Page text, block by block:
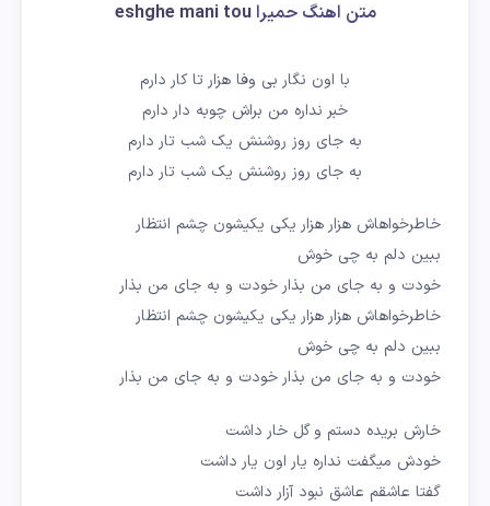
متن اهنگ حمیراeshghe mani tou
با اون نگار بی وفا هزار تا کار دارم
خبر نداره من براش چوبه دار دارم
به جای روز روشنش یک شب تار دارم
به جای روز روشنش یک شب تار دارم
خاطرخواهاش هزار هزار یکی یکیشون چشم انتظار
ببین دلم به چی خوش
خودت و به جای من بذار خودت و به جای من بذار
خاطرخواهاش هزار هزار یکی یکیشون چشم انتظار
ببین دلم به چی خوش
خودت و به جای من بذار خودت و به جای من بذار
خارش بریده دستم و گل خار داشت
خودش میگفت نداره یار اون یار داشت
گفتا عاشقم عاشق نبود آزار داشت